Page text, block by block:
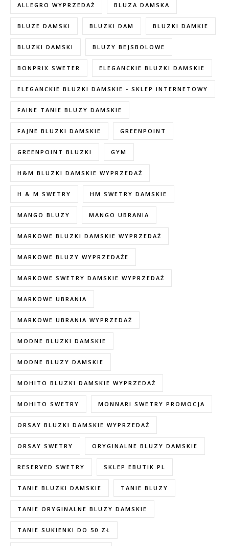
ALLEGRO WYPRZEDAŻ BLUZA DAMSKA
BLUZE DAMSKI BLUZKI DAM BLUZKI DAMKIE
BLUZKI DAMSKI BLUZY BEJSBOLOWE
BONPRIX SWETER ELEGANCKIE BLUZKI DAMSKIE
ELEGANCKIE BLUZKI DAMSKIE - SKLEP INTERNETOWY
FAINE TANIE BLUZY DAMSKIE
FAJNE BLUZKI DAMSKIE GREENPOINT
GREENPOINT BLUZKI GYM
H&M BLUZKI DAMSKIE WYPRZEDAŻ
H & M SWETRY HM SWETRY DAMSKIE
MANGO BLUZY MANGO UBRANIA
MARKOWE BLUZKI DAMSKIE WYPRZEDAŻ
MARKOWE BLUZY WYPRZEDAŻE
MARKOWE SWETRY DAMSKIE WYPRZEDAŻ
MARKOWE UBRANIA
MARKOWE UBRANIA WYPRZEDAŻ
MODNE BLUZKI DAMSKIE
MODNE BLUZY DAMSKIE
MOHITO BLUZKI DAMSKIE WYPRZEDAŻ
MOHITO SWETRY MONNARI SWETRY PROMOCJA
ORSAY BLUZKI DAMSKIE WYPRZEDAŻ
ORSAY SWETRY ORYGINALNE BLUZY DAMSKIE
RESERVED SWETRY SKLEP EBUTIK.PL
TANIE BLUZKI DAMSKIE TANIE BLUZY
TANIE ORYGINALNE BLUZY DAMSKIE
TANIE SUKIENKI DO 50 ZŁ